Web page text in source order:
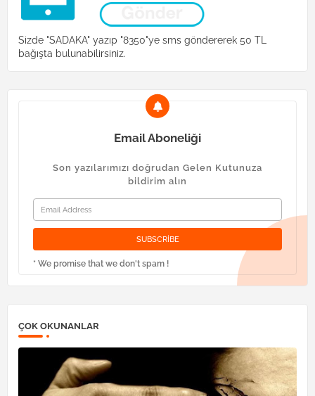
Sizde "SADAKA" yazıp "8350"ye sms göndererek 50 TL
bağışta bulunabilirsiniz.
Email Aboneliği
Son yazılarımızı doğrudan Gelen Kutunuza
bildirim alın
* We promise that we don't spam !
ÇOK OKUNANLAR